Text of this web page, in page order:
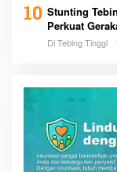
10 Stunting
Perkuat
Di Tebing Tinggi